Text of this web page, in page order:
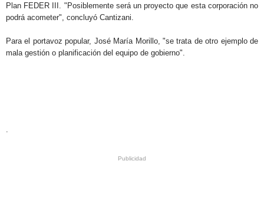
Plan FEDER III. "Posiblemente será un proyecto que esta corporación no
podrá acometer", concluyó Cantizani.
Para el portavoz popular, José María Morillo, "se trata de otro ejemplo de
mala gestión o planificación del equipo de gobierno".